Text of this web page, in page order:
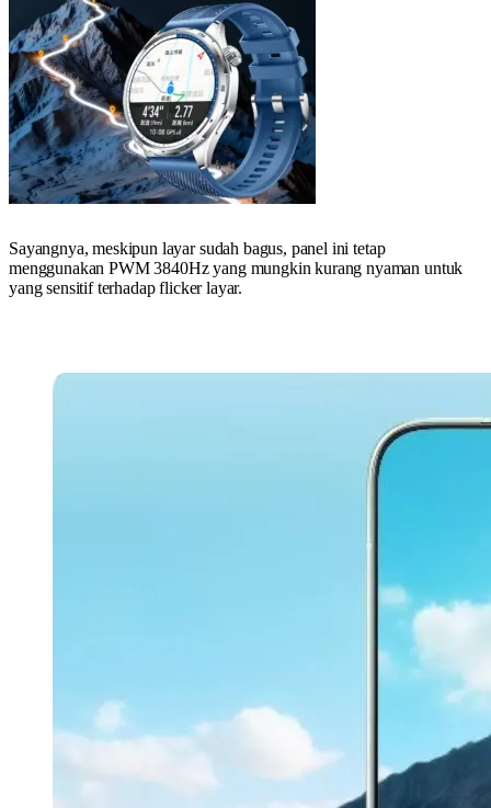
Sayangnya, meskipun layar sudah bagus, panel ini tetap
menggunakan PWM 3840Hz yang mungkin kurang nyaman untuk
yang sensitif terhadap flicker layar.